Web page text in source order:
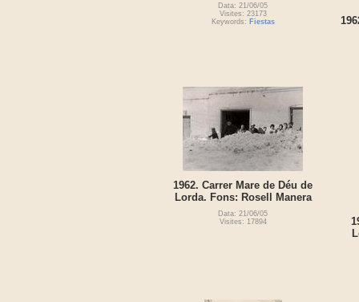
Data: 21/06/05
Visites: 23173
Keywords: Fiestas
1962. Carrer Mare de Déu de
Lorda. Fons: Rosell Manera
Data: 21/06/05
Visites: 17894